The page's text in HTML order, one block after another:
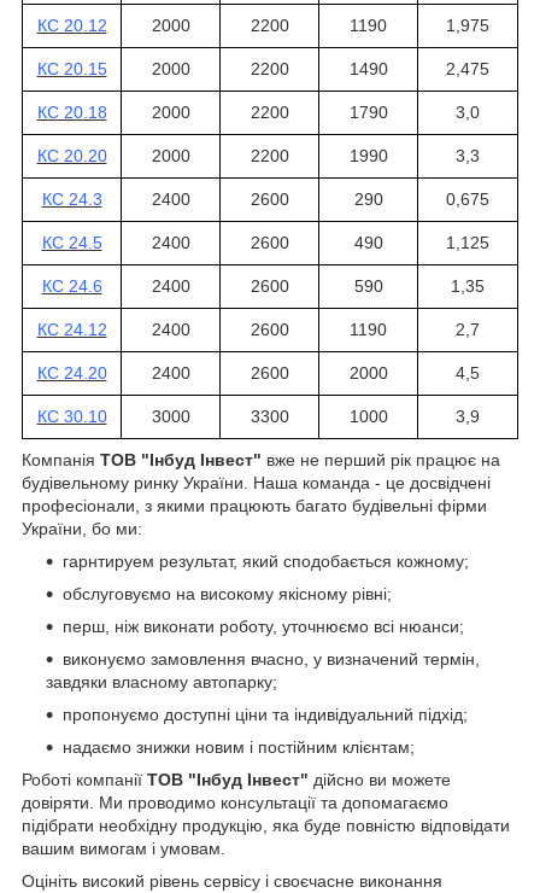
КС 20.12 2000 2200 1190 1,975
КС 20.15 2000 2200 1490 2,475
КС 20.18 2000 2200 1790 3,0
КС 20.20 2000 2200 1990 3,3
КС 24.3 2400 2600 290 0,675
КС 24.5 2400 2600 490 1,125
КС 24.6 2400 2600 590 1,35
КС 24.12 2400 2600 1190 2,7
КС 24.20 2400 2600 2000 4,5
КС 30.10 3000 3300 1000 3,9
Компанія ТОВ "Інбуд Інвест" вже не перший рік працює на
будівельному ринку України. Наша команда - це досвідчені
професіонали, з якими працюють багато будівельні фірми
України, бо ми:
гарнтируем результат, який сподобається кожному;
обслуговуємо на високому якісному рівні;
перш, ніж виконати роботу, уточнюємо всі нюанси;
виконуємо замовлення вчасно, у визначений термін,
завдяки власному автопарку;
пропонуємо доступні ціни та індивідуальний підхід;
надаємо знижки новим і постійним клієнтам;
Роботі компанії ТОВ "Інбуд Інвест" дійсно ви можете
довіряти. Ми проводимо консультації та допомагаємо
підібрати необхідну продукцію, яка буде повністю відповідати
вашим вимогам і умовам.
Оцініть високий рівень сервісу і своєчасне виконання